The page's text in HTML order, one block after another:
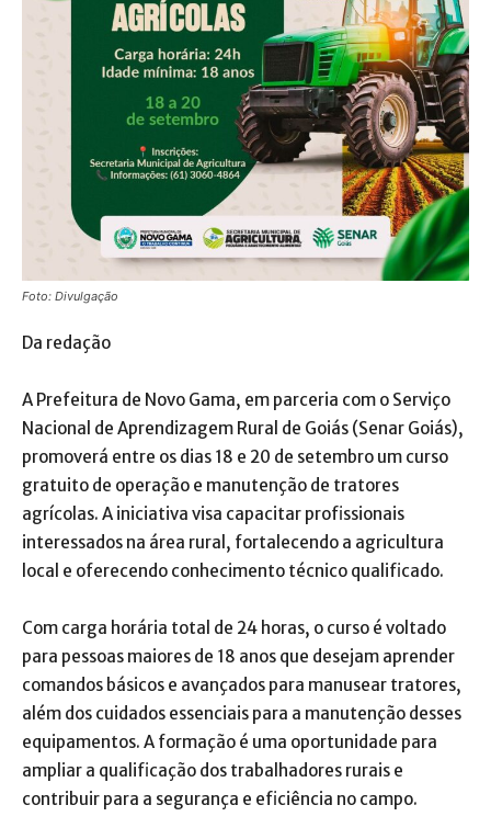
Foto: Divulgação
Da redação
A Prefeitura de Novo Gama, em parceria com o Serviço
Nacional de Aprendizagem Rural de Goiás (Senar Goiás),
promoverá entre os dias 18 e 20 de setembro um curso
gratuito de operação e manutenção de tratores
agrícolas. A iniciativa visa capacitar profissionais
interessados na área rural, fortalecendo a agricultura
local e oferecendo conhecimento técnico qualificado.
Com carga horária total de 24 horas, o curso é voltado
para pessoas maiores de 18 anos que desejam aprender
comandos básicos e avançados para manusear tratores,
além dos cuidados essenciais para a manutenção desses
equipamentos. A formação é uma oportunidade para
ampliar a qualificação dos trabalhadores rurais e
contribuir para a segurança e eficiência no campo.